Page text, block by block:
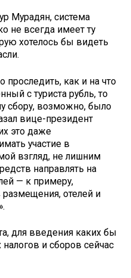
Мурадян, система
не всегда имеет ту
хотелось бы видеть
как и на что
с туриста рубль, то
сбору, возможно, было
вице-президент
это даже
участие в
взгляд, не лишним
направлять на
— к примеру,
отелей и
для введения каких бы
и сборов сейчас